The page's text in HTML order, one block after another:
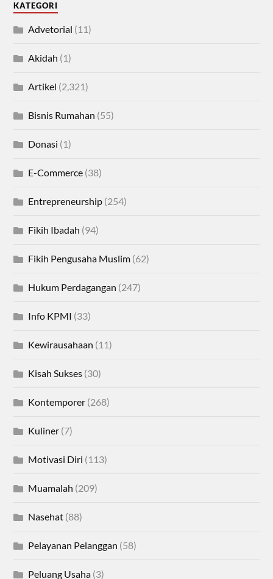
KATEGORI
Advetorial (11)
Akidah (1)
Artikel (2,321)
Bisnis Rumahan (55)
Donasi (1)
E-Commerce (38)
Entrepreneurship (254)
Fikih Ibadah (94)
Fikih Pengusaha Muslim (62)
Hukum Perdagangan (247)
Info KPMI (33)
Kewirausahaan (11)
Kisah Sukses (30)
Kontemporer (268)
Kuliner (7)
Motivasi Diri (113)
Muamalah (209)
Nasehat (88)
Pelayanan Pelanggan (58)
Peluang Usaha (3)